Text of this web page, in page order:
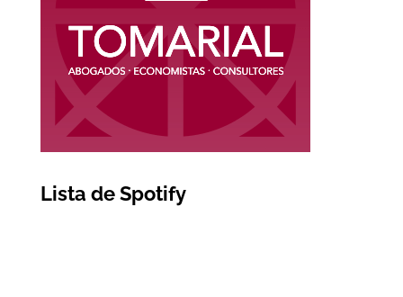
Lista de Spotify